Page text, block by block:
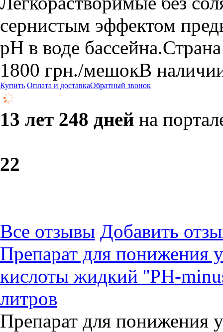
сернистым эффектом
рН в воде
1800 грн./мешокВ
Купить Оплата и доставкаОбратный звонок
13 лет 248 дней на
22
Все отзывы Добавить
Препарат для понижения
кислоты жидкий ''РН-
литров
Препарат для понижения